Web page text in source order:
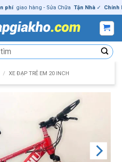
giao hàng - Sửa Chữa Tận Nhà ✓ Chính hãng
/ XE ĐẠP TRẺ EM 20 INCH